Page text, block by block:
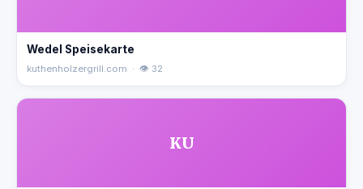
Wedel Speisekarte
kuthenholzergrill.com · 👁 32
KU